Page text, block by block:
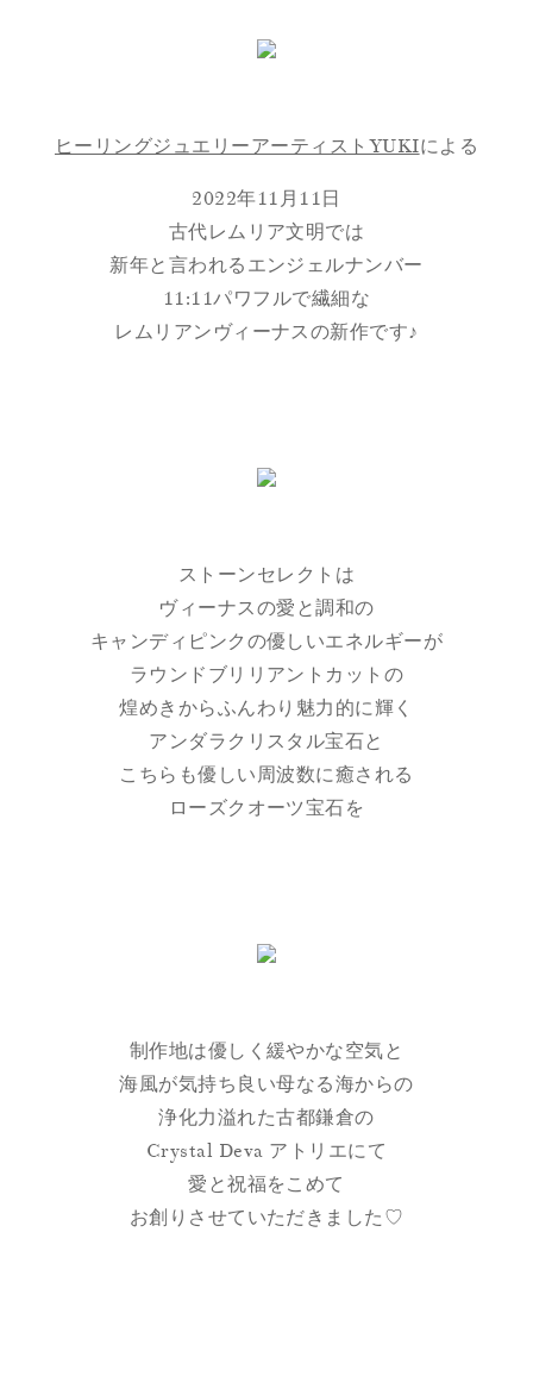
ヒーリングジュエリーアーティストYUKIによる
2022年11月11日
古代レムリア文明では
新年と言われるエンジェルナンバー
11:11パワフルで繊細な
レムリアンヴィーナスの新作です♪
ストーンセレクトは
ヴィーナスの愛と調和の
キャンディピンクの優しいエネルギーが
ラウンドブリリアントカットの
煌めきからふんわり魅力的に輝く
アンダラクリスタル宝石と
こちらも優しい周波数に癒される
ローズクオーツ宝石を
制作地は優しく緩やかな空気と
海風が気持ち良い母なる海からの
浄化力溢れた古都鎌倉の
Crystal Deva アトリエにて
愛と祝福をこめて
お創りさせていただきました♡